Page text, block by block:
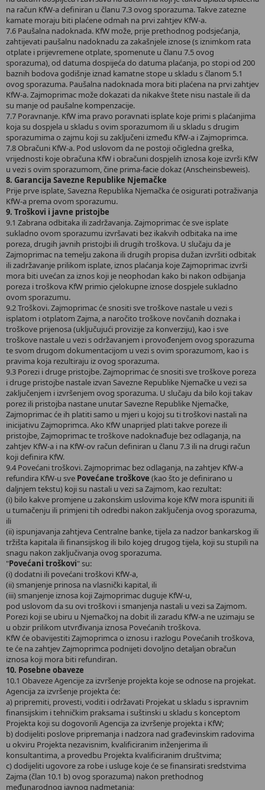
na račun KfW-a definiran u članu 7.3 ovog sporazuma. Takve zatezne
kamate moraju biti plaćene odmah na prvi zahtjev KfW-a.
7.6 Paušalna nadoknada. KfW može, prije prethodnog podsjećanja,
zahtijevati paušalnu nadoknadu za zakašnjele iznose (s iznimkom rata
otplate i prijevremene otplate, spomenute u članu 7.5 ovog
sporazuma), od datuma dospijeća do datuma plaćanja, po stopi od 200
baznih bodova godišnje iznad kamatne stope u skladu s članom 5.1
ovog sporazuma. Paušalna nadoknada mora biti plaćena na prvi zahtjev
KfW-a. Zajmoprimac može dokazati da nikakve štete nisu nastale ili da
su manje od paušalne kompenzacije.
7.7 Poravnanje. KfW ima pravo poravnati isplate koje primi s plaćanjima
koja su dospjela u skladu s ovim sporazumom ili u skladu s drugim
sporazumima o zajmu koji su zaključeni između KfW-a i Zajmoprimca.
7.8 Obračuni KfW-a. Pod uslovom da ne postoji očigledna greška,
vrijednosti koje obračuna KfW i obračuni dospjelih iznosa koje izvrši KfW
u vezi s ovim sporazumom, čine prima-facie dokaz (Anscheinsbeweis).
8. Garancija Savezne Republike Njemačke
Prije prve isplate, Savezna Republika Njemačka će osigurati potraživanja
KfW-a prema ovom sporazumu.
9. Troškovi i javne pristojbe
9.1 Zabrana odbitaka ili zadržavanja. Zajmoprimac će sve isplate
sukladno ovom sporazumu izvršavati bez ikakvih odbitaka na ime
poreza, drugih javnih pristojbi ili drugih troškova. U slučaju da je
Zajmoprimac na temelju zakona ili drugih propisa dužan izvršiti odbitak
ili zadržavanje prilikom isplate, iznos plaćanja koje Zajmoprimac izvrši
mora biti uvećan za iznos koji je neophodan kako bi nakon odbijanja
poreza i troškova KfW primio cjelokupne iznose dospjele sukladno
ovom sporazumu.
9.2 Troškovi. Zajmoprimac će snositi sve troškove nastale u vezi s
isplatom i otplatom Zajma, a naročito troškove novčanih doznaka i
troškove prijenosa (uključujući provizije za konverziju), kao i sve
troškove nastale u vezi s održavanjem i provođenjem ovog sporazuma
te svom drugom dokumentacijom u vezi s ovim sporazumom, kao i s
pravima koja rezultiraju iz ovog sporazuma.
9.3 Porezi i druge pristojbe. Zajmoprimac će snositi sve troškove poreza
i druge pristojbe nastale izvan Savezne Republike Njemačke u vezi sa
zaključenjem i izvršenjem ovog sporazuma. U slučaju da bilo koji takav
porez ili pristojba nastane unutar Savezne Republike Njemačke,
Zajmoprimac će ih platiti samo u mjeri u kojoj su ti troškovi nastali na
inicijativu Zajmoprimca. Ako KfW unaprijed plati takve poreze ili
pristojbe, Zajmoprimac te troškove nadoknađuje bez odlaganja, na
zahtjev KfW-a i na KfW-ov račun definiran u članu 7.3 ili na drugi račun
koji definira KfW.
9.4 Povećani troškovi. Zajmoprimac bez odlaganja, na zahtjev KfW-a
refundira KfW-u sve Povećane troškove (kao što je definirano u
daljnjem tekstu) koji su nastali u vezi sa Zajmom, kao rezultat:
(i) bilo kakve promjene u zakonskim uslovima koje KfW mora ispuniti ili
u tumačenju ili primjeni tih odredbi nakon zaključenja ovog sporazuma,
ili
(ii) ispunjavanja zahtjeva Centralne banke, tijela za nadzor bankarskog ili
tržišta kapitala ili finansijskog ili bilo kojeg drugog tijela, koji su stupili na
snagu nakon zaključivanja ovog sporazuma.
"Povećani troškovi" su:
(i) dodatni ili povećani troškovi KfW-a,
(ii) smanjenje prinosa na vlasnički kapital, ili
(iii) smanjenje iznosa koji Zajmoprimac duguje KfW-u,
pod uslovom da su ovi troškovi i smanjenja nastali u vezi sa Zajmom.
Porezi koji se ubiru u Njemačkoj na dobit ili zaradu KfW-a ne uzimaju se
u obzir prilikom utvrđivanja iznosa Povećanih troškova.
KfW će obavijestiti Zajmoprimca o iznosu i razlogu Povećanih troškova,
te će na zahtjev Zajmoprimca podnijeti dovoljno detaljan obračun
iznosa koji mora biti refundiran.
10. Posebne obaveze
10.1 Obaveze Agencije za izvršenje projekta koje se odnose na projekat.
Agencija za izvršenje projekta će:
a) pripremiti, provesti, voditi i održavati Projekat u skladu s ispravnim
finansijskim i tehničkim praksama i suštinski u skladu s konceptom
Projekta koji su dogovorili Agencija za izvršenje projekta i KfW;
b) dodijeliti poslove pripremanja i nadzora nad građevinskim radovima
u okviru Projekta nezavisnim, kvalificiranim inženjerima ili
konsultantima, a provedbu Projekta kvalificiranim društvima;
c) dodijeliti ugovore za robe i usluge koje će se finansirati sredstvima
Zajma (član 10.1 b) ovog sporazuma) nakon prethodnog
međunarodnog javnog nadmetanja;